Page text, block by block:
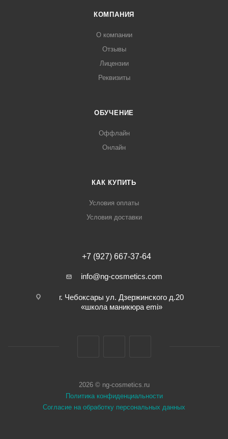
КОМПАНИЯ
О компании
Отзывы
Лицензии
Реквизиты
ОБУЧЕНИЕ
Оффлайн
Онлайн
КАК КУПИТЬ
Условия оплаты
Условия доставки
+7 (927) 667-37-64
info@ng-cosmetics.com
г. Чебоксары ул. Дзержинского д.20
«школа маникюра emi»
2026 © ng-cosmetics.ru
Политика конфиденциальности
Согласие на обработку персональных данных